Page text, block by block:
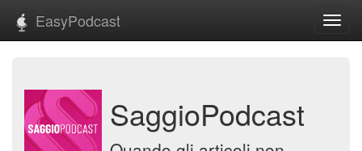
EasyPodcast
SaggioPodcast